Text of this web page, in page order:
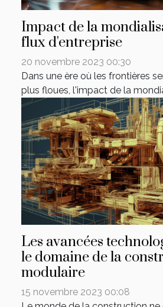
Impact de la
flux d'entreprise
20 novembre 2023 00:30
Dans une ère où les frontières
plus floues, l'impact de la
Les avancées
le domaine de la
modulaire
15 novembre 2023 00:08